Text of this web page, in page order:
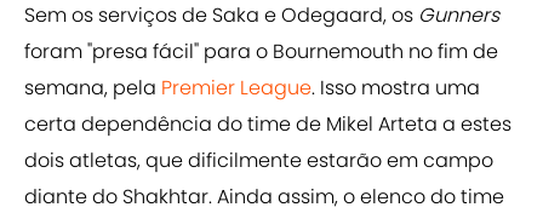
Sem os serviços de Saka e Odegaard, os Gunners
foram "presa fácil" para o Bournemouth no fim de
semana, pela Premier League. Isso mostra uma
certa dependência do time de Mikel Arteta a estes
dois atletas, que dificilmente estarão em campo
diante do Shakhtar. Ainda assim, o elenco do time